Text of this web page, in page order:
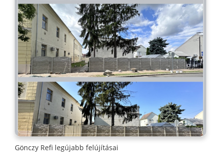
Gönczy Refi legújabb felújításai